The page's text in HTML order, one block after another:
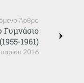
Άρθρο
2016
Γυμνάσιο
1961)